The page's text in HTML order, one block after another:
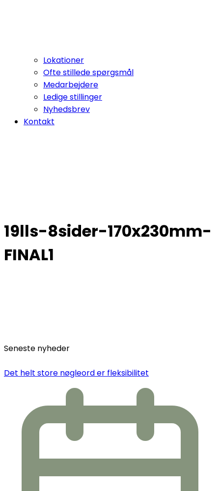
Lokationer
Ofte stillede spørgsmål
Medarbejdere
Ledige stillinger
Nyhedsbrev
Kontakt
19lls-8sider-170x230mm-
FINAL1
Seneste nyheder
Det helt store nøgleord er fleksibilitet